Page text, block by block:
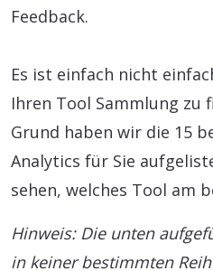
Feedback.
Es ist einfach nicht
Ihren Tool Sammlung zu
Grund haben wir die 15
Analytics für Sie
sehen, welches Tool am
Hinweis: Die unten
in keiner bestimmten